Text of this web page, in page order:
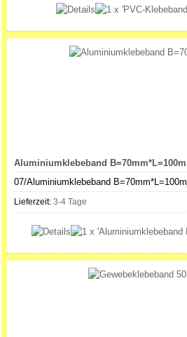
Aluminiumklebeband B=70mm*L=100m
07/Aluminiumklebeband B=70mm*L=100m
Lieferzeit: 3-4 Tage